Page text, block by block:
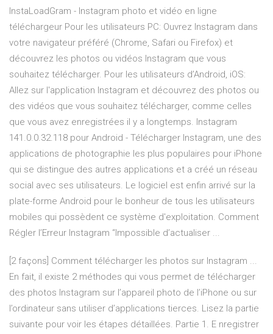
InstaLoadGram - Instagram photo et vidéo en ligne
téléchargeur Pour les utilisateurs PC: Ouvrez Instagram dans
votre navigateur préféré (Chrome, Safari ou Firefox) et
découvrez les photos ou vidéos Instagram que vous
souhaitez télécharger. Pour les utilisateurs d’Android, iOS:
Allez sur l'application Instagram et découvrez des photos ou
des vidéos que vous souhaitez télécharger, comme celles
que vous avez enregistrées il y a longtemps. Instagram
141.0.0.32.118 pour Android - Télécharger Instagram, une des
applications de photographie les plus populaires pour iPhone
qui se distingue des autres applications et a créé un réseau
social avec ses utilisateurs. Le logiciel est enfin arrivé sur la
plate-forme Android pour le bonheur de tous les utilisateurs
mobiles qui possèdent ce système d'exploitation. Comment
Régler l’Erreur Instagram “Impossible d’actualiser ...
[2 façons] Comment télécharger les photos sur Instagram ...
En fait, il existe 2 méthodes qui vous permet de télécharger
des photos Instagram sur l’appareil photo de l’iPhone ou sur
l’ordinateur sans utiliser d’applications tierces. Lisez la partie
suivante pour voir les étapes détaillées. Partie 1. E nregistrer